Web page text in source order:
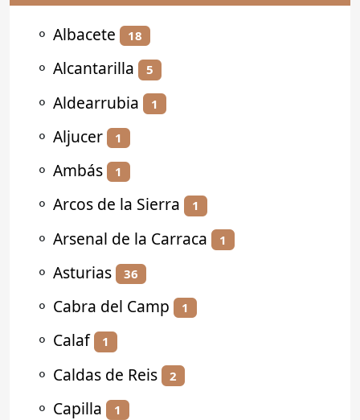
⚬ Albacete 18
⚬ Alcantarilla 5
⚬ Aldearrubia 1
⚬ Aljucer 1
⚬ Ambás 1
⚬ Arcos de la Sierra 1
⚬ Arsenal de la Carraca 1
⚬ Asturias 36
⚬ Cabra del Camp 1
⚬ Calaf 1
⚬ Caldas de Reis 2
⚬ Capilla 1